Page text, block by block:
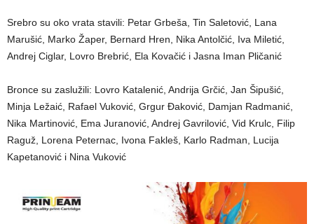
Srebro su oko vrata stavili: Petar Grbeša, Tin Saletović, Lana
Marušić, Marko Žaper, Bernard Hren, Nika Antolčić, Iva Miletić,
Andrej Ciglar, Lovro Brebrić, Ela Kovačić i Jasna Iman Pličanić
Bronce su zaslužili: Lovro Katalenić, Andrija Grčić, Jan Šipušić,
Minja Ležaić, Rafael Vuković, Grgur Đaković, Damjan Radmanić,
Nika Martinović, Ema Juranović, Andrej Gavrilović, Vid Krulc, Filip
Raguž, Lorena Peternac, Ivona Fakleš, Karlo Radman, Lucija
Kapetanović i Nina Vuković